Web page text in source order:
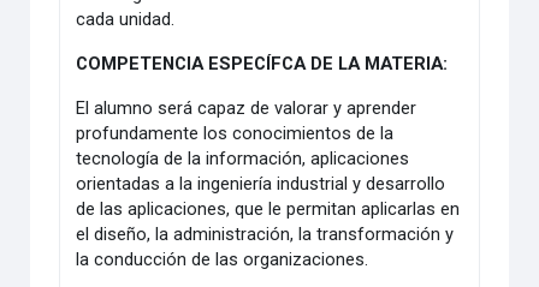
cada unidad.
COMPETENCIA ESPECÍFCA DE LA MATERIA:
El alumno será capaz de valorar y aprender
profundamente los conocimientos de la
tecnología de la información, aplicaciones
orientadas a la ingeniería industrial y desarrollo
de las aplicaciones, que le permitan aplicarlas en
el diseño, la administración, la transformación y
la conducción de las organizaciones.